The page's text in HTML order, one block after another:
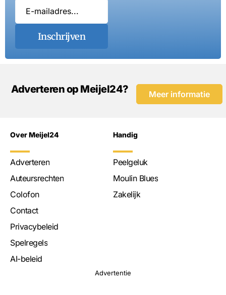
Inschrijven
Adverteren op Meijel24? Meer informatie
Over Meijel24
Adverteren
Auteursrechten
Colofon
Contact
Privacybeleid
Spelregels
AI-beleid
Handig
Peelgeluk
Moulin Blues
Zakelijk
Advertentie